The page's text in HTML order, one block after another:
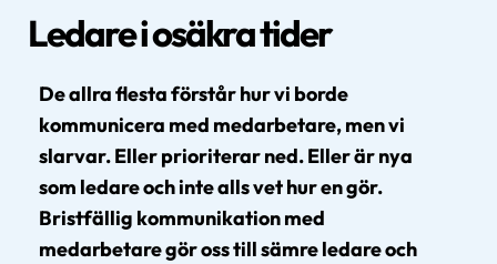
Ledare i osäkra tider
De allra flesta förstår hur vi borde
kommunicera med medarbetare, men vi
slarvar. Eller prioriterar ned. Eller är nya
som ledare och inte alls vet hur en gör.
Bristfällig kommunikation med
medarbetare gör oss till sämre ledare och